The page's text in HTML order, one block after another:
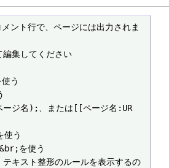
ト行で、ページには出力されま
集してください
う
ジ名);、または[[ページ名:UR
う
を使う
キスト整形のルールを表示するの